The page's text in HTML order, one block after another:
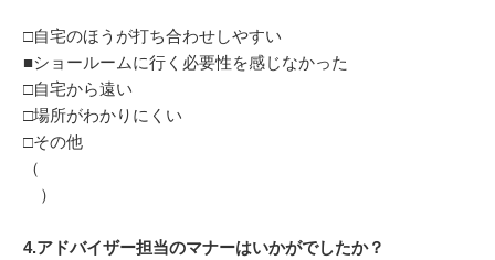
□自宅のほうが打ち合わせしやすい
■ショールームに行く必要性を感じなかった
□自宅から遠い
□場所がわかりにくい
□その他
（
）
4.アドバイザー担当のマナーはいかがでしたか？